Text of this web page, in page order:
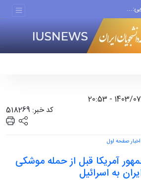
کد خبر: 518269
صفحه اول
آمریکا قبل از حمله موشکی
به اسرائیل